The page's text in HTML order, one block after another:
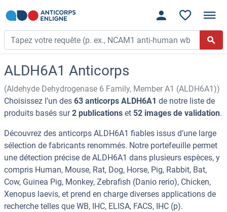
ALDH6A1 Anticorps
(Aldehyde Dehydrogenase 6 Family, Member A1 (ALDH6A1))
Choisissez l’un des 63 anticorps ALDH6A1 de notre liste de
produits basés sur2 publications et 52 images de validation.
Découvrez des anticorps ALDH6A1 fiables issus d’une large
sélection de fabricants renommés. Notre portefeuille permet
une détection précise de ALDH6A1 dans plusieurs espèces, y
compris Human, Mouse, Rat, Dog, Horse, Pig, Rabbit, Bat,
Cow, Guinea Pig, Monkey, Zebrafish (Danio rerio), Chicken,
Xenopus laevis, et prend en charge diverses applications de
recherche telles que WB, IHC, ELISA, FACS, IHC (p).